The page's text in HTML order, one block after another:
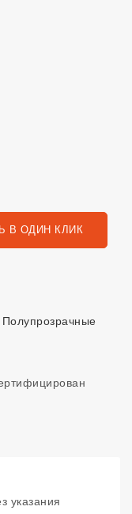
В ОДИН КЛИК
Полупрозрачные
указания